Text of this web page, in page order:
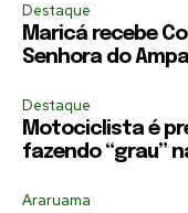
Destaque
Maricá recebe
Senhora do
Destaque
Motociclista é
fazendo “grau”
Araruama